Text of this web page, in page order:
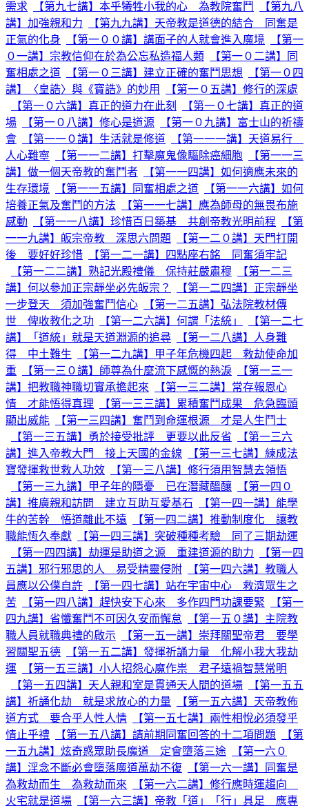
需求
【第九七講】本乎犧牲小我的心 為教院奮鬥
【第九八
講】加強親和力
【第九九講】天帝教是道德的結合 同奮是
正氣的化身
【第一００講】講面子的人就會進入魔境
【第一
０一講】宗教信仰在於為公忘私造福人類
【第一０二講】同
奮相處之道
【第一０三講】建立正確的奮鬥思想
【第一０四
講】〈皇誥〉與《寶誥》的妙用
【第一０五講】修行的深處
【第一０六講】真正的道力在此刻
【第一０七講】真正的道
場
【第一０八講】修心是道源
【第一０九講】富士山的祈禱
會
【第一一０講】生活就是修道
【第一一一講】天道易行
人心難寧
【第一一二講】打擊魔鬼像驅除癌細胞
【第一一三
講】做一個天帝教的奮鬥者
【第一一四講】如何適應未來的
生存環境
【第一一五講】同奮相處之道
【第一一六講】如何
培養正氣及奮鬥的方法
【第一一七講】應為師母的無畏布施
感動
【第一一八講】珍惜百日築基 共創帝教光明前程
【第
一一九講】皈宗帝教 深思六問題
【第一二０講】天門打開
後 要好好珍惜
【第一二一講】四點座右銘 同奮須牢記
【第一二二講】熟記光殿禮儀 保持莊嚴肅穆
【第一二三
講】何以參加正宗靜坐必先皈宗？
【第一二四講】正宗靜坐
一步登天 須加強奮鬥信心
【第一二五講】弘法院教材傳
世 俾收教化之功
【第一二六講】何謂「法統」
【第一二七
講】「道統」就是天道淵源的追尋
【第一二八講】人身難
得 中土難生
【第一二九講】甲子年危機四起 救劫使命加
重
【第一三０講】師尊為什麼流下感慨的熱淚
【第一三一
講】把教職神職切實承擔起來
【第一三二講】常存報恩心
情 才能悟得真理
【第一三三講】累積奮鬥成果 危急臨頭
顯出威能
【第一三四講】奮鬥到命運根源 才是人生鬥士
【第一三五講】勇於接受批評 更要以此反省
【第一三六
講】進入帝教大門 接上天國的金線
【第一三七講】練成法
寶發揮救世救人功效
【第一三八講】修行須用智慧去領悟
【第一三九講】甲子年的隱憂 已在潛藏醞釀
【第一四０
講】推廣親和訪問 建立互助互愛基石
【第一四一講】能學
牛的苦幹 悟道離此不遠
【第一四二講】推動制度化 讓教
職能恆久奉獻
【第一四三講】突破種種考驗 同了三期劫運
【第一四四講】劫運是助道之源 重建道源的助力
【第一四
五講】邪行邪思的人 易受精靈侵附
【第一四六講】教職人
員應以公僕自許
【第一四七講】站在宇宙中心 救濟眾生之
苦
【第一四八講】趕快安下心來 多作四門功課要緊
【第一
四九講】省懺奮鬥不可因久安而懈怠
【第一五０講】主院教
職人員就職典禮的啟示
【第一五一講】崇拜關聖帝君 要學
習關聖五德
【第一五二講】發揮祈誦力量 化解小我大我劫
運
【第一五三講】小人招怨心魔作祟 君子遠禍智慧常明
【第一五四講】天人親和室是貫通天人間的道場
【第一五五
講】祈誦化劫 就是求放心的力量
【第一五六講】天帝教佈
道方式 要合乎人性人情
【第一五七講】兩性相悅必須發乎
情止乎禮
【第一五八講】請前期同奮回答的十二項問題
【第
一五九講】炫奇惑眾助長魔道 定會墮落三途
【第一六０
講】淫念不斷必會墮落魔道萬劫不復
【第一六一講】同奮是
為救劫而生 為救劫而來
【第一六二講】修行應時運趨向
火宅就是道場
【第一六三講】帝教「道」「行」具足 應專